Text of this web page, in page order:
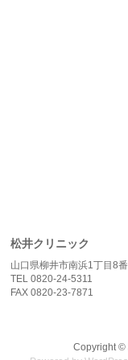
松井クリニック
山口県柳井市南浜1丁目8
TEL 0820-24-5311
FAX 0820-23-7871
Copyright ©